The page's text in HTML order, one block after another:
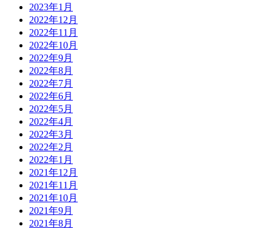
2023年1月
2022年12月
2022年11月
2022年10月
2022年9月
2022年8月
2022年7月
2022年6月
2022年5月
2022年4月
2022年3月
2022年2月
2022年1月
2021年12月
2021年11月
2021年10月
2021年9月
2021年8月